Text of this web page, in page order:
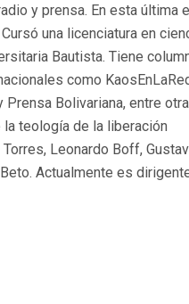
y prensa. En esta última
una licenciatura en
Bautista. Tiene
como
Bolivariana, entre
teología de la liberación
Leonardo Boff,
Actualmente es